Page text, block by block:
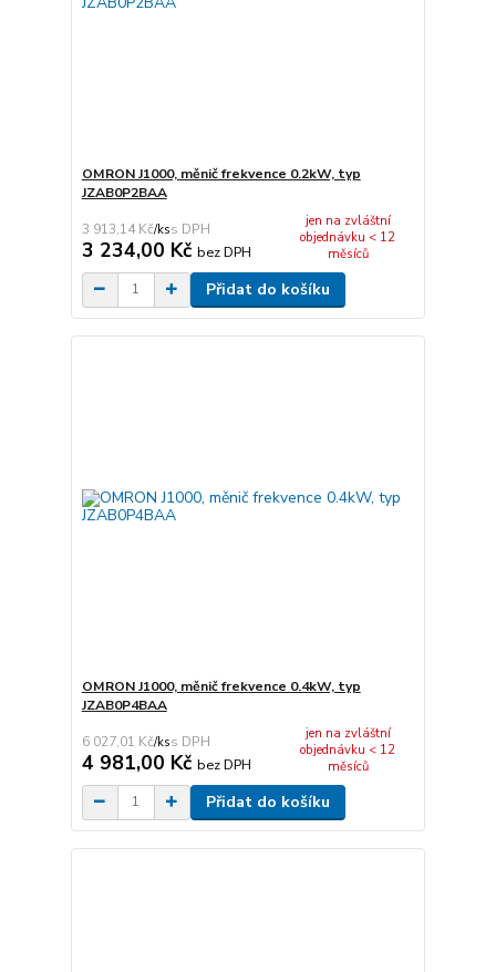
OMRON J1000, měnič frekvence 0.2kW, typ
JZAB0P2BAA
3 913,14 Kč/ks
3 234,00 Kč bez DPH
jen na zvláštní
objednávku < 12
měsíců
Přidat do košíku
OMRON J1000, měnič frekvence 0.4kW, typ
JZAB0P4BAA
6 027,01 Kč/ks
4 981,00 Kč bez DPH
jen na zvláštní
objednávku < 12
měsíců
Přidat do košíku